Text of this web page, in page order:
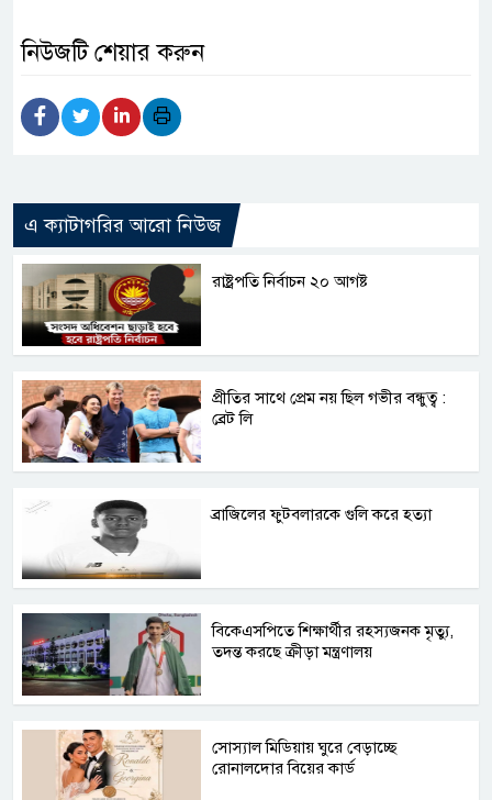
নিউজটি শেয়ার করুন
এ ক্যাটাগরির আরো নিউজ
রাষ্ট্রপতি নির্বাচন ২০ আগষ্ট
প্রীতির সাথে প্রেম নয় ছিল গভীর বন্ধুত্ব :
ব্রেট লি
ব্রাজিলের ফুটবলারকে গুলি করে হত্যা
বিকেএসপিতে শিক্ষার্থীর রহস্যজনক মৃত্যু,
তদন্ত করছে ক্রীড়া মন্ত্রণালয়
সোস্যাল মিডিয়ায় ঘুরে বেড়াচ্ছে
রোনালদোর বিয়ের কার্ড